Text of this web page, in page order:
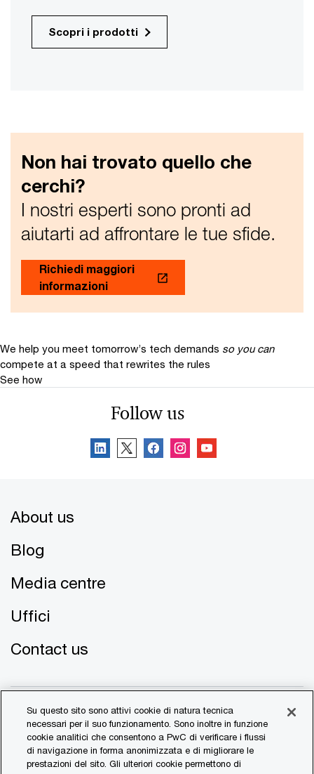
Scopri i prodotti
Non hai trovato quello che
cerchi?
I nostri esperti sono pronti ad
aiutarti ad affrontare le tue sfide.
Richiedi maggiori
informazioni
We help you meet tomorrow’s tech demands so you can
compete at a speed that rewrites the rules
See how
Follow us
About us
Blog
Media centre
Uffici
Contact us
© 2017 - 2026 PwC. All rights reserved. PwC refers to the
PwC network and/or one or more of its member firms, each
Su questo sito sono attivi cookie di natura tecnica
necessari per il suo funzionamento. Sono inoltre in funzione
cookie analitici che consentono a PwC di verificare i flussi
di navigazione in forma anonimizzata e di migliorare le
prestazioni del sito. Gli ulteriori cookie permettono di